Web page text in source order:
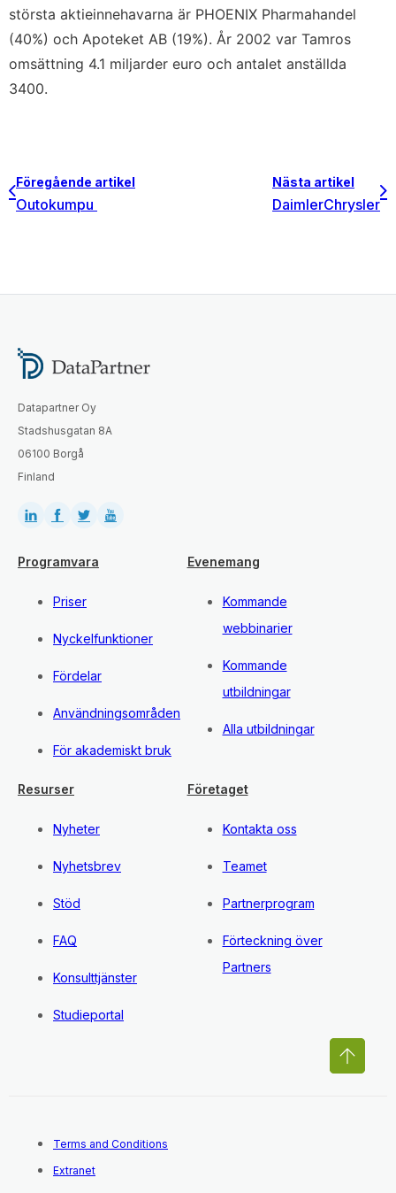
största aktieinnehavarna är PHOENIX Pharmahandel
(40%) och Apoteket AB (19%). År 2002 var Tamros
omsättning 4.1 miljarder euro och antalet anställda
3400.
Föregående artikel
Outokumpu
Nästa artikel
DaimlerChrysler
Datapartner Oy
Stadshusgatan 8A
06100 Borgå
Finland
Programvara
Priser
Nyckelfunktioner
Fördelar
Användningsområden
För akademiskt bruk
Evenemang
Kommande
webbinarier
Kommande
utbildningar
Alla utbildningar
Resurser
Nyheter
Nyhetsbrev
Stöd
FAQ
Konsulttjänster
Studieportal
Företaget
Kontakta oss
Teamet
Partnerprogram
Förteckning över
Partners
Terms and Conditions
Extranet